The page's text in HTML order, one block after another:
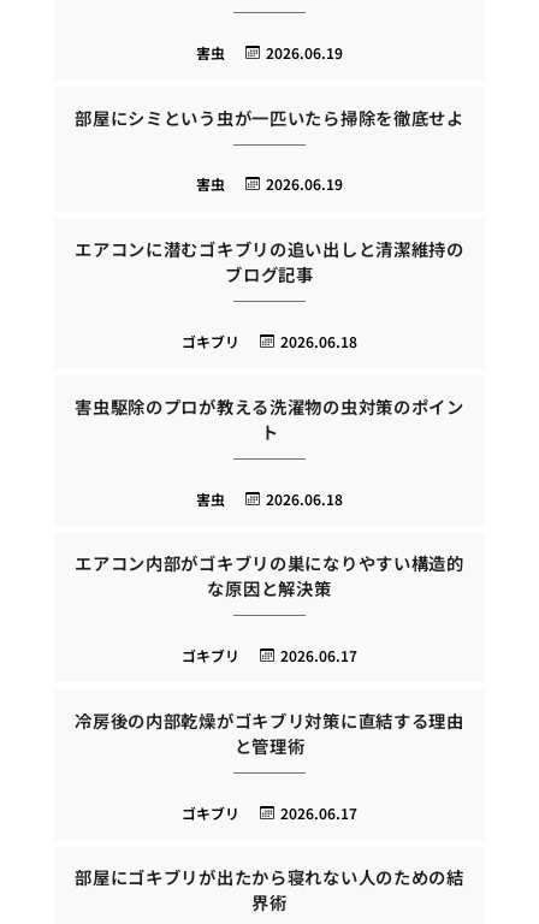
2026.06.19
害虫
部屋にシミという虫が一匹いたら掃除を徹底せよ
2026.06.19
害虫
エアコンに潜むゴキブリの追い出しと清潔維持の
ブログ記事
2026.06.18
ゴキブリ
害虫駆除のプロが教える洗濯物の虫対策のポイン
ト
2026.06.18
害虫
エアコン内部がゴキブリの巣になりやすい構造的
な原因と解決策
2026.06.17
ゴキブリ
冷房後の内部乾燥がゴキブリ対策に直結する理由
と管理術
2026.06.17
ゴキブリ
部屋にゴキブリが出たから寝れない人のための結
界術